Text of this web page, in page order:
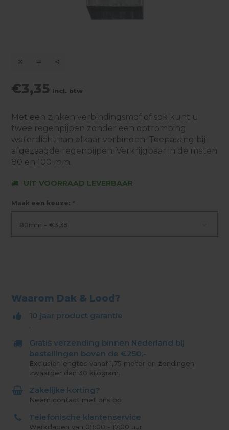
€3,35 Incl. btw
Met een zinken verbindingsmof of sok kunt u
twee regenpijpen zonder een optromping
waterdicht aan elkaar verbinden. Toepassing bij
afgezaagde regenpijpen. Verkrijgbaar in de maten
80 en 100 mm.
UIT VOORRAAD LEVERBAAR
Maak een keuze: *
80mm - €3,35
Waarom Dak & Lood?
10 jaar product garantie
.
Gratis verzending binnen Nederland bij
bestellingen boven de €250,-
Exclusief lengtes vanaf 1,75 meter en zendingen
zwaarder dan 30 kilogram.
Zakelijke korting?
Neem contact met ons op
Telefonische klantenservice
Werkdagen van 09:00 - 17:00 uur